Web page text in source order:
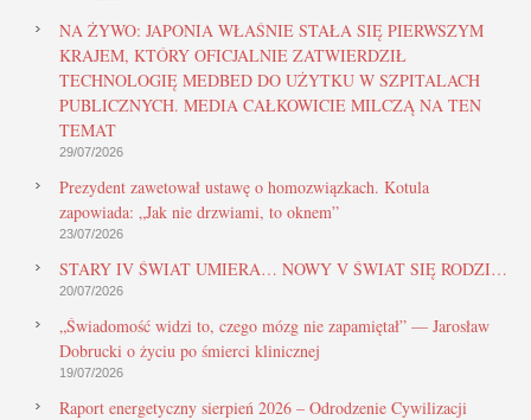
NA ŻYWO: JAPONIA WŁAŚNIE STAŁA SIĘ PIERWSZYM
KRAJEM, KTÓRY OFICJALNIE ZATWIERDZIŁ
TECHNOLOGIĘ MEDBED DO UŻYTKU W SZPITALACH
PUBLICZNYCH. MEDIA CAŁKOWICIE MILCZĄ NA TEN
TEMAT
29/07/2026
Prezydent zawetował ustawę o homozwiązkach. Kotula
zapowiada: „Jak nie drzwiami, to oknem”
23/07/2026
STARY IV ŚWIAT UMIERA… NOWY V ŚWIAT SIĘ RODZI…
20/07/2026
„Świadomość widzi to, czego mózg nie zapamiętał” — Jarosław
Dobrucki o życiu po śmierci klinicznej
19/07/2026
Raport energetyczny sierpień 2026 – Odrodzenie Cywilizacji